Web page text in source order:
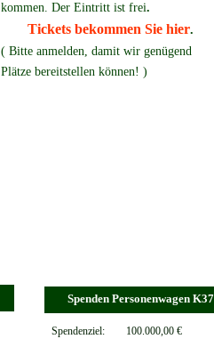
Spendenziel:        100.000,00 €
Spenden Personenwagen
kommen. Der Eintritt ist frei.
Tickets bekommen Sie hier.
( Bitte anmelden, damit wir genügend
Plätze bereitstellen können! )